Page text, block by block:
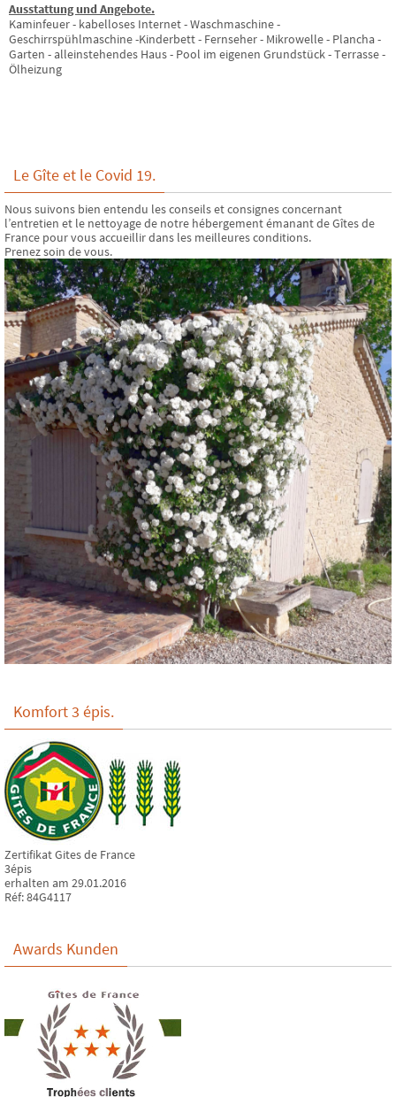
Ausstattung und Angebote.
Kaminfeuer - kabelloses Internet - Waschmaschine -
Geschirrspühlmaschine -Kinderbett - Fernseher - Mikrowelle - Plancha -
Garten - alleinstehendes Haus - Pool im eigenen Grundstück - Terrasse -
Ölheizung
Le Gîte et le Covid 19.
Nous suivons bien entendu les conseils et consignes concernant
l’entretien et le nettoyage de notre hébergement émanant de Gîtes de
France pour vous accueillir dans les meilleures conditions.
Prenez soin de vous.
Komfort 3 épis.
Zertifikat Gites de France
3épis
erhalten am 29.01.2016
Réf: 84G4117
Awards Kunden